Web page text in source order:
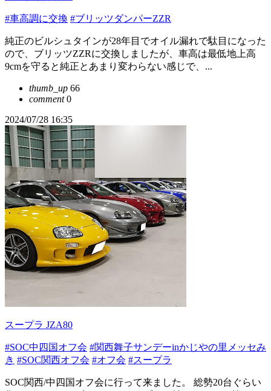
#車高調に交換 #ブリッツダンパーZZR
純正のビルシュタインが28年目でオイル漏れで駄目になった
ので、ブリッツZZRに交換しましたが、車高は最低地上高
9cmを守ると純正とあまり変わらない感じで、...
thumb_up 66
comment0
2024/07/28 16:35
スープラ JZA80
#SOC中四国オフ会 #関西舞子サンデーinかじやの里メッセみ
き #SOC関西オフ会 #オフ会 #スープラ
SOC関西/中四国オフ会に行って来ました。 総勢20台ぐらい